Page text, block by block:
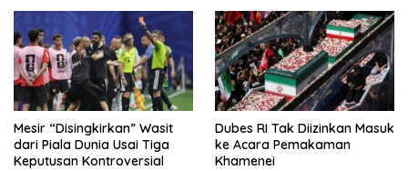
Mesir “Disingkirkan” Wasit
dari Piala Dunia Usai Tiga
Keputusan Kontroversial
Dubes RI Tak Diizinkan Masuk
ke Acara Pemakaman
Khamenei